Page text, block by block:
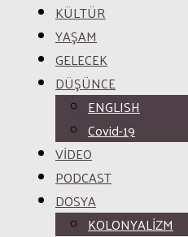
KÜLTÜR
YAŞAM
GELECEK
DÜŞÜNCE
ENGLISH
Covid-19
VİDEO
PODCAST
DOSYA
KOLONYALİZM